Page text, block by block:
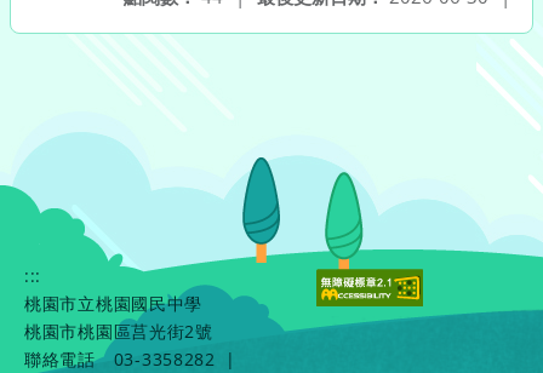
:::
桃園市立桃園國民中學
桃園市桃園區莒光街2號
聯絡電話
03-3358282
|